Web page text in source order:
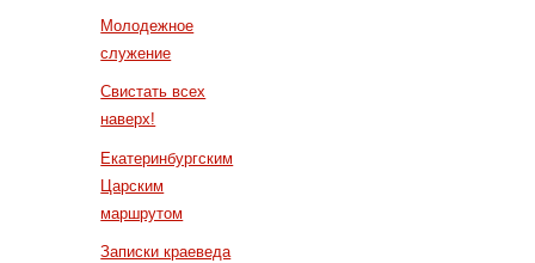
Молодежное
служение
Свистать всех
наверх!
Екатеринбургским
Царским
маршрутом
Записки краеведа